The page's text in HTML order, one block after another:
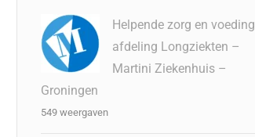
Helpende zorg en voeding
afdeling Longziekten –
Martini Ziekenhuis –
Groningen
549 weergaven